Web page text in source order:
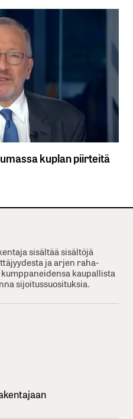
kuplan piirteitä
sisältää sisältöjä
ja arjen raha-
kaupallista
sijoitussuosituksia.